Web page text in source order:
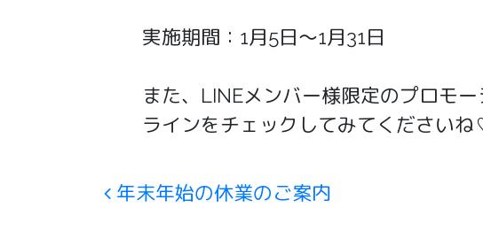
実施期間：1月5日～1月31日
また、LINEメンバー様限定のプロモ
ラインをチェックしてみてください
Post navigation
年末年始の休業のご案内